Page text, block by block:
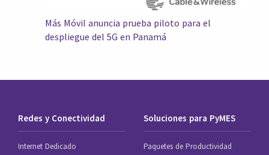
Más Móvil anuncia prueba piloto para el
despliegue del 5G en Panamá
Redes y Conectividad
Internet Dedicado
Soluciones para PyMES
Paquetes de Productividad